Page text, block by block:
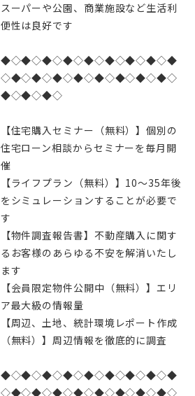
スーパーや公園、商業施設など生活利
便性は良好です
◆◇◆◇◆◇◆◇◆◇◆◇◆◇◆◇◆
◇◆◇◆◇◆◇◆◇◆◇◆◇◆◇◆◇
◆◇◆◇◆◇
【住宅購入セミナー（無料）】個別の
住宅ローン相談からセミナーを毎月開
催
【ライフプラン（無料）】10～35年後
をシミュレーションすることが必要で
す
【物件調査報告書】不動産購入に関す
るお客様のあらゆる不安を解消いたし
ます
【会員限定物件公開中（無料）】エリ
ア最大級の情報量
【周辺、土地、統計環境レポート作成
（無料）】周辺情報を徹底的に調査
◆◇◆◇◆◇◆◇◆◇◆◇◆◇◆◇◆
◇◆◇◆◇◆◇◆◇◆◇◆◇◆◇◆◇